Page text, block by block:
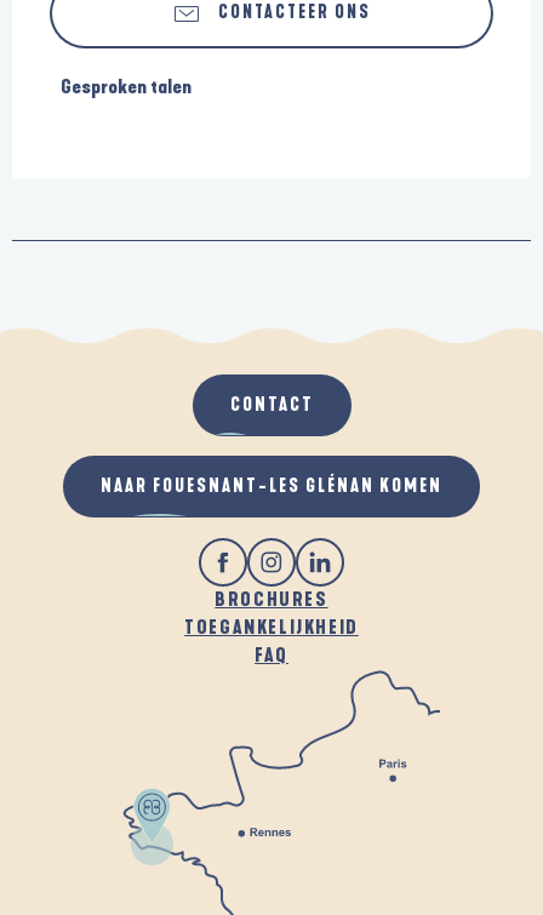
CONTACTEER ONS
Gesproken talen
Gesproken talen
BROCHURES
TOEGANKELIJKHEID
FAQ
CONTACT
NAAR FOUESNANT-LES GLÉNAN KOMEN